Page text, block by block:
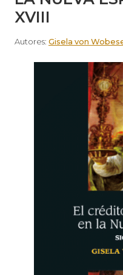
XVIII
Autores: Gisela von